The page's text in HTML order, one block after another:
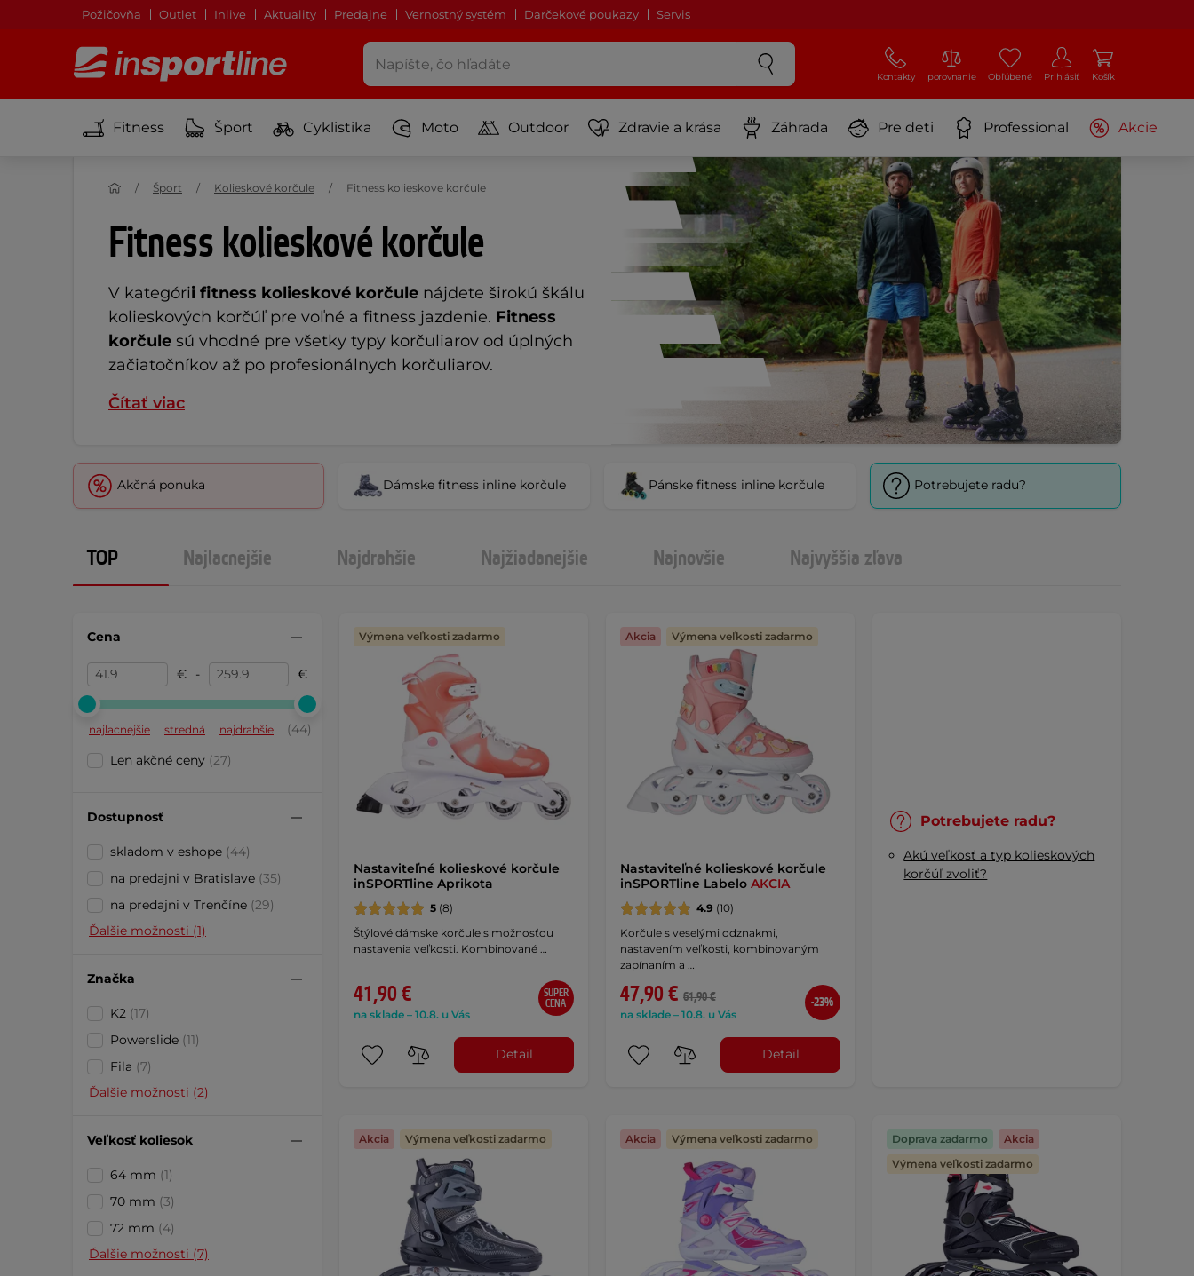
Požičovňa Outlet Inlive Aktuality Predajne Vernostný systém Darčekové poukazy Servis
Kontakty porovnanie Obľúbené Prihlásiť Košík
Fitness Šport Cyklistika Moto Outdoor Zdravie a krása Záhrada Pre deti Professional Akcie
Fitness kolieskové korčule
V kategórii fitness kolieskové korčule nájdete širokú škálu
kolieskových korčúľ pre voľné a fitness jazdenie. Fitness
korčule sú vhodné pre všetky typy korčuliarov od úplných
začiatočníkov až po profesionálnych korčuliarov.
Čítať viac
Šport Kolieskové korčule Fitness kolieskove korčule
Akčná ponuka Dámske fitness inline korčule Pánske fitness inline korčule Potrebujete radu?
TOP Najlacnejšie Najdrahšie Najžiadanejšie Najnovšie Najvyššia zľava
Cena
€ - €
najlacnejšie stredná najdrahšie
(44)
Len akčné ceny (27)
Dostupnosť
skladom v eshope (44)
na predajni v Bratislave (35)
na predajni v Trenčíne (29)
Ďalšie možnosti (1)
Značka
K2 (17)
Powerslide (11)
Fila (7)
Ďalšie možnosti (2)
Veľkosť koliesok
64 mm (1)
70 mm (3)
72 mm (4)
Ďalšie možnosti (7)
Výmena veľkosti zadarmo
Nastaviteľné kolieskové korčule
inSPORTline Aprikota
5 (8)
Štýlové dámske korčule s možnosťou
nastavenia veľkosti. Kombinované …
41,90 €
na sklade – 10.8. u Vás
SUPER
CENA
Detail
Akcia Výmena veľkosti zadarmo
Nastaviteľné kolieskové korčule
inSPORTline Labelo AKCIA
4.9 (10)
Korčule s veselými odznakmi,
nastavením veľkosti, kombinovaným
zapínaním a …
47,90 € 61,90 €
na sklade – 10.8. u Vás
-23%
Detail
Potrebujete radu?
Akú veľkosť a typ kolieskových
korčúľ zvoliť?
Akcia Výmena veľkosti zadarmo Akcia Výmena veľkosti zadarmo Doprava zadarmo
Akcia
Výmena veľkosti zadarmo